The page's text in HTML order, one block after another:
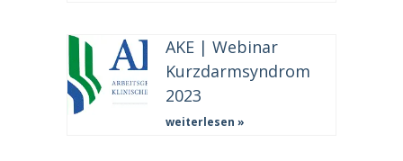
AKE | Webinar
Kurzdarmsyndrom
2023
weiterlesen »